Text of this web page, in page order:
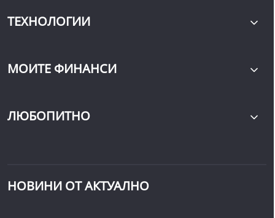
ТЕХНОЛОГИИ
МОИТЕ ФИНАНСИ
ЛЮБОПИТНО
НОВИНИ ОТ АКТУАЛНО